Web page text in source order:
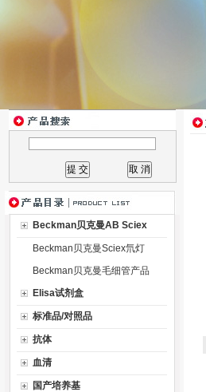
Beckman贝克曼AB Sciex
Beckman贝克曼Sciex氘灯
Beckman贝克曼毛细管产品
Elisa试剂盒
标准品/对照品
抗体
血清
国产培养基